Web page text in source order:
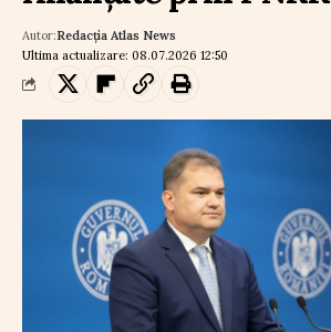
Ultima actualizare: 08.07.2026 12:50
Autor:Redacția Atlas News